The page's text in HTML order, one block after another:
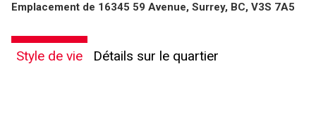
Emplacement de 16345 59 Avenue, Surrey, BC, V3S 7A5
Style de vie Détails sur le quartier